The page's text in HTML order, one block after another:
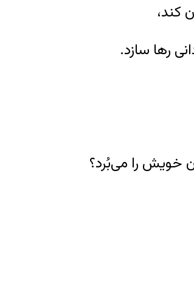
کند،
رها سازد.
خویش را می‌بُرد؟